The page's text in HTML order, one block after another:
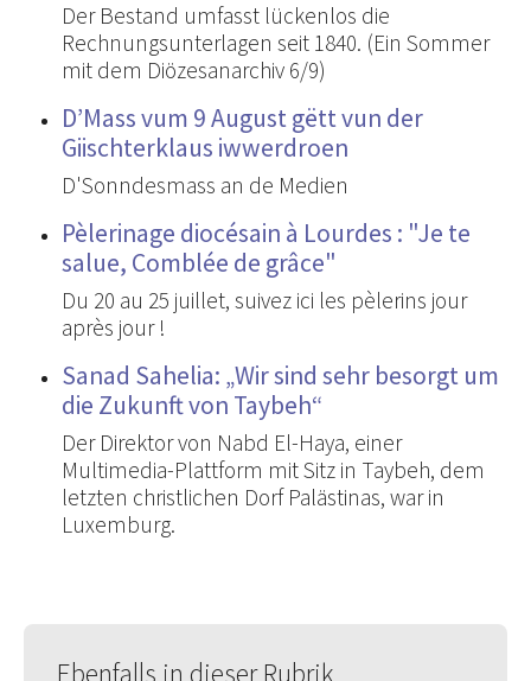
Der Bestand umfasst lückenlos die
Rechnungsunterlagen seit 1840. (Ein Sommer
mit dem Diözesanarchiv 6/9)
D’Mass vum 9 August gëtt vun der
Giischterklaus iwwerdroen
D'Sonndesmass an de Medien
Pèlerinage diocésain à Lourdes : "Je te
salue, Comblée de grâce"
Du 20 au 25 juillet, suivez ici les pèlerins jour
après jour !
Sanad Sahelia: „Wir sind sehr besorgt um
die Zukunft von Taybeh“
Der Direktor von Nabd El-Haya, einer
Multimedia-Plattform mit Sitz in Taybeh, dem
letzten christlichen Dorf Palästinas, war in
Luxemburg.
Ebenfalls in dieser Rubrik